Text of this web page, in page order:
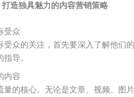
造独具魅力的内容营销策略
受众
受众的关注，首先要深入了解他们
导。
内容
量的核心。无论是文章、视频、图